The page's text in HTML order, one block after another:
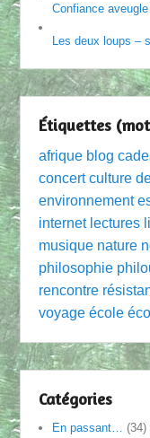
Confiance aveugle
Les deux loups –
Étiquettes
afrique blog
concert culture
environnement
internet lectures
musique nature
philosophie
rencontre
voyage école
Catégories
En passant…
(34)